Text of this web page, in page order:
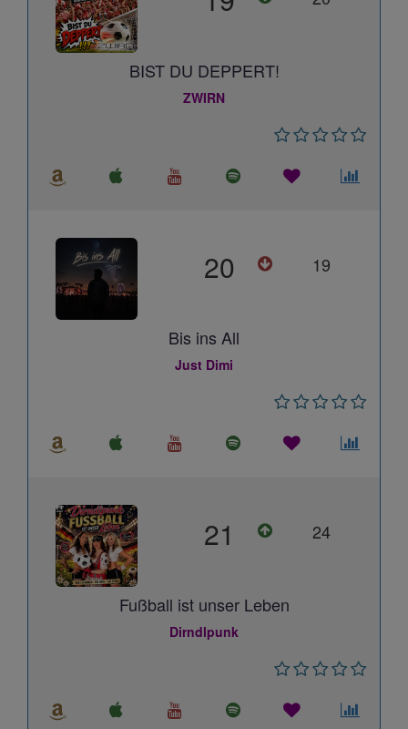
BIST DU DEPPERT!
ZWIRN
20 19
Bis ins All
Just Dimi
21 24
Fußball ist unser Leben
Dirndlpunk